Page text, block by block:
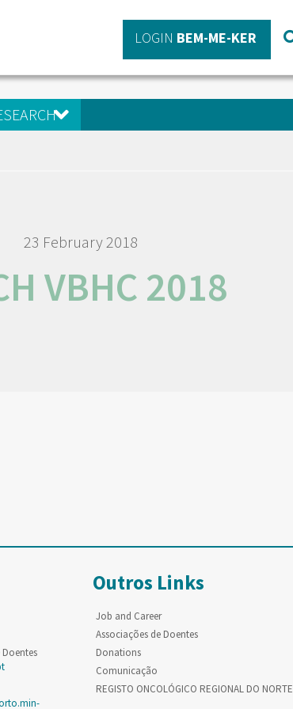
LOGIN BEM-ME-KER
23 February 2018
VBHC 2018
Outros Links
Job and Career
Associações de Doentes
Donations
Comunicação
REGISTO ONCOLÓGICO REGIONAL DO NORTE